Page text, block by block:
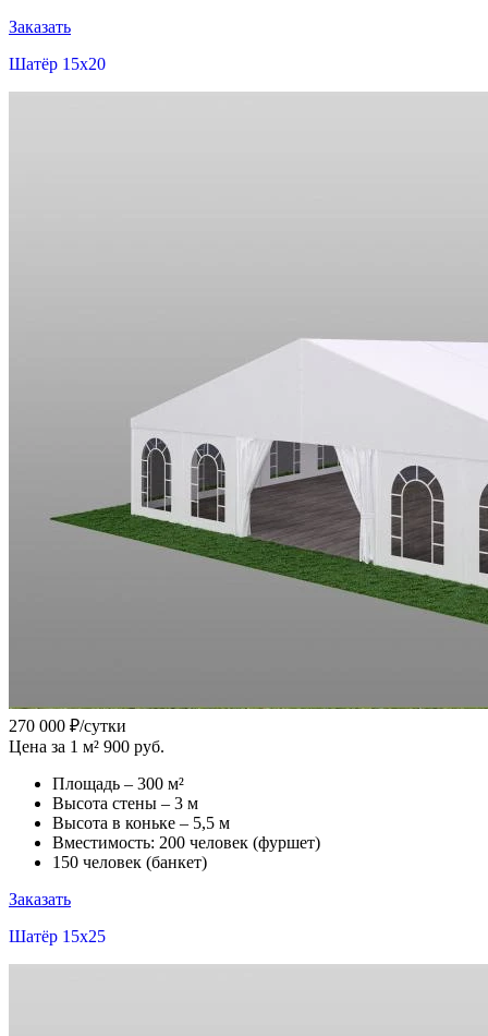
Заказать
Шатёр 15x20
270 000 ₽/сутки
Цена за 1 м² 900 руб.
Площадь – 300 м²
Высота стены – 3 м
Высота в коньке – 5,5 м
Вместимость: 200 человек (фуршет)
150 человек (банкет)
Заказать
Шатёр 15x25